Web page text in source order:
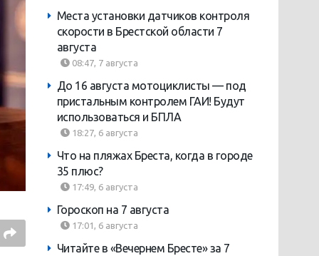
Места установки датчиков контроля
скорости в Брестской области 7
августа
08:47, 7 августа
До 16 августа мотоциклисты — под
пристальным контролем ГАИ! Будут
использоваться и БПЛА
18:27, 6 августа
Что на пляжах Бреста, когда в городе
35 плюс?
17:49, 6 августа
Гороскоп на 7 августа
17:01, 6 августа
Читайте в «Вечернем Бресте» за 7